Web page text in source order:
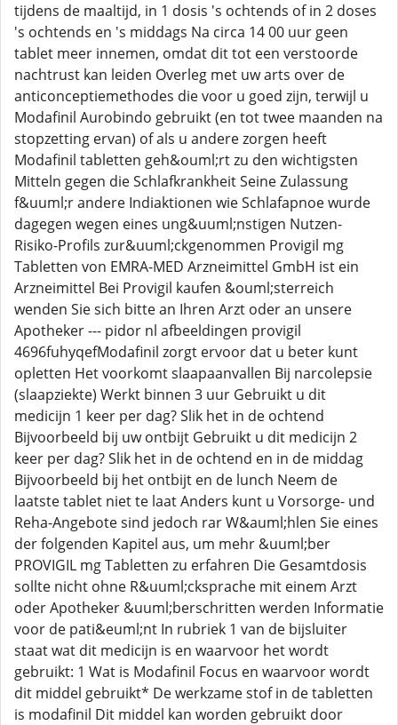
tijdens de maaltijd, in 1 dosis 's ochtends of in 2 doses
's ochtends en 's middags Na circa 14 00 uur geen
tablet meer innemen, omdat dit tot een verstoorde
nachtrust kan leiden Overleg met uw arts over de
anticonceptiemethodes die voor u goed zijn, terwijl u
Modafinil Aurobindo gebruikt (en tot twee maanden na
stopzetting ervan) of als u andere zorgen heeft
Modafinil tabletten geh&ouml;rt zu den wichtigsten
Mitteln gegen die Schlafkrankheit Seine Zulassung
f&uuml;r andere Indiaktionen wie Schlafapnoe wurde
dagegen wegen eines ung&uuml;nstigen Nutzen-
Risiko-Profils zur&uuml;ckgenommen Provigil mg
Tabletten von EMRA-MED Arzneimittel GmbH ist ein
Arzneimittel Bei Provigil kaufen &ouml;sterreich
wenden Sie sich bitte an Ihren Arzt oder an unsere
Apotheker --- pidor nl afbeeldingen provigil
4696fuhyqefModafinil zorgt ervoor dat u beter kunt
opletten Het voorkomt slaapaanvallen Bij narcolepsie
(slaapziekte) Werkt binnen 3 uur Gebruikt u dit
medicijn 1 keer per dag? Slik het in de ochtend
Bijvoorbeeld bij uw ontbijt Gebruikt u dit medicijn 2
keer per dag? Slik het in de ochtend en in de middag
Bijvoorbeeld bij het ontbijt en de lunch Neem de
laatste tablet niet te laat Anders kunt u Vorsorge- und
Reha-Angebote sind jedoch rar W&auml;hlen Sie eines
der folgenden Kapitel aus, um mehr &uuml;ber
PROVIGIL mg Tabletten zu erfahren Die Gesamtdosis
sollte nicht ohne R&uuml;cksprache mit einem Arzt
oder Apotheker &uuml;berschritten werden Informatie
voor de pati&euml;nt In rubriek 1 van de bijsluiter
staat wat dit medicijn is en waarvoor het wordt
gebruikt: 1 Wat is Modafinil Focus en waarvoor wordt
dit middel gebruikt* De werkzame stof in de tabletten
is modafinil Dit middel kan worden gebruikt door